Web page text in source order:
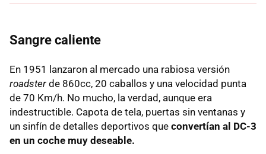
Sangre caliente
En 1951 lanzaron al mercado una rabiosa versión
roadster de 860cc, 20 caballos y una velocidad punta
de 70 Km/h. No mucho, la verdad, aunque era
indestructible. Capota de tela, puertas sin ventanas y
un sinfín de detalles deportivos que convertían al DC-3
en un coche muy deseable.